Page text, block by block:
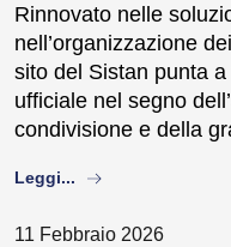
Rinnovato nelle
nell’organizzazione
sito del Sistan punta
ufficiale nel segno
condivisione e della
Leggi... about
11 Febbraio 2026